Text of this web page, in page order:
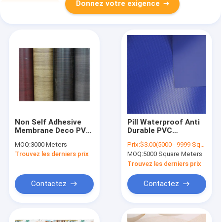
Donnez votre exigence
Non Self Adhesive
Membrane Deco PVC
MOQ:3000 Meters
Trouvez les derniers prix
Contactez
Pill Waterproof Anti
Durable PVC
Printing Truck
Tarpaulin Covers
Prix:$3.00(5000 - 9999 Square Meters) $2.80(10000 - 49999 Square Meters) $2.50(>=50000 Square Meters)
MOQ:5000 Square Meters
Trouvez les derniers prix
Contactez